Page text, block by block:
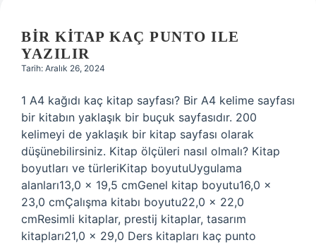
BIR KITAP KAÇ PUNTO ILE
YAZILIR
Tarih: Aralık 26, 2024
1 A4 kağıdı kaç kitap sayfası? Bir A4 kelime sayfası
bir kitabın yaklaşık bir buçuk sayfasıdır. 200
kelimeyi de yaklaşık bir kitap sayfası olarak
düşünebilirsiniz. Kitap ölçüleri nasıl olmalı? Kitap
boyutları ve türleriKitap boyutuUygulama
alanları13,0 × 19,5 cmGenel kitap boyutu16,0 ×
23,0 cmÇalışma kitabı boyutu22,0 × 22,0
cmResimli kitaplar, prestij kitaplar, tasarım
kitapları21,0 x 29,0 Ders kitapları kaç punto